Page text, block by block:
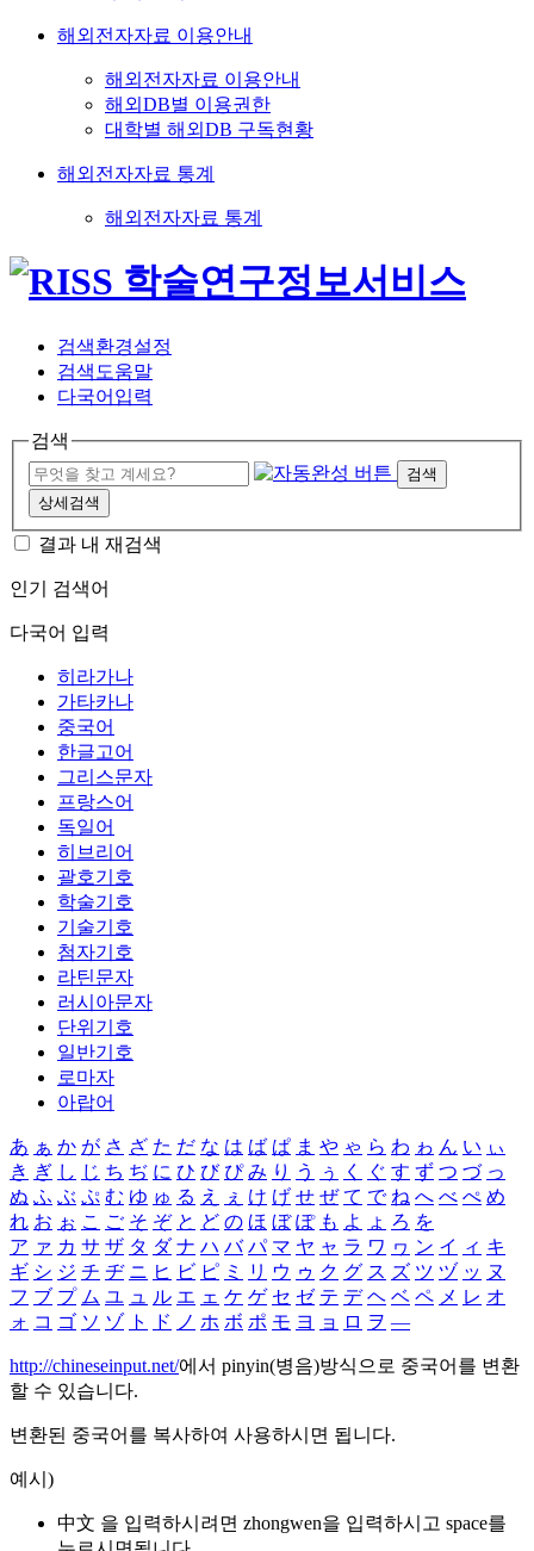
해외전자자료 이용안내
해외전자자료 이용안내
해외DB별 이용권한
대학별 해외DB 구독현황
해외전자자료 통계
해외전자자료 통계
검색환경설정
검색도움말
다국어입력
검색
검색
상세검색
결과 내 재검색
인기 검색어
다국어 입력
히라가나
가타카나
중국어
한글고어
그리스문자
프랑스어
독일어
히브리어
괄호기호
학술기호
기술기호
첨자기호
라틴문자
러시아문자
단위기호
일반기호
로마자
아랍어
あ ぁ か が さ ざ た だ な は ば ぱ ま や ゃ ら わ ゎ ん い ぃ
き ぎ し じ ち ぢ に ひ び ぴ み り う ぅ く ぐ す ず つ づ っ
ぬ ふ ぶ ぷ む ゆ ゅ る え ぇ け げ せ ぜ て で ね へ べ ぺ め
れ お ぉ こ ご そ ぞ と ど の ほ ぼ ぽ も よ ょ ろ を
ア ァ カ サ ザ タ ダ ナ ハ バ パ マ ヤ ャ ラ ワ ヮ ン イ ィ キ
ギ シ ジ チ ヂ ニ ヒ ビ ピ ミ リ ウ ゥ ク グ ス ズ ツ ヅ ッ ヌ
フ ブ プ ム ユ ュ ル エ ェ ケ ゲ セ ゼ テ デ ヘ ベ ペ メ レ オ
ォ コ ゴ ソ ゾ ト ド ノ ホ ボ ポ モ ヨ ョ ロ ヲ ―
http://chineseinput.net/에서 pinyin(병음)방식으로 중국어를 변환
할 수 있습니다.
변환된 중국어를 복사하여 사용하시면 됩니다.
예시)
中文 을 입력하시려면 zhongwen을 입력하시고 space를